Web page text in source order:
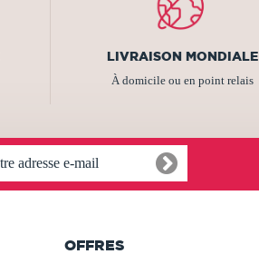
LIVRAISON MONDIALE
À domicile ou en point relais
OFFRES